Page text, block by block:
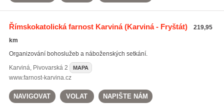
Římskokatolická farnost Karviná(Karviná - Fryštát)
219,95
km
Organizování bohoslužeb a náboženských setkání.
Karviná, Pivovarská 2 MAPA
www.farnost-karvina.cz
NAVIGOVAT VOLAT NAPIŠTE NÁM